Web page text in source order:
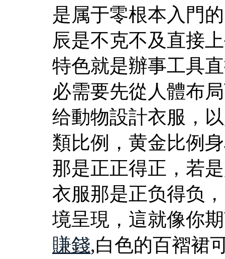
是属于零根本入門
辰是不克不及直接
特色就是辦事工具
必需要先從人體布
给動物設計衣服，
類比例，黄金比例
那是正正得正，若
衣服那是正负得负
境呈現，這就像你
賺錢,白色的百褶裙